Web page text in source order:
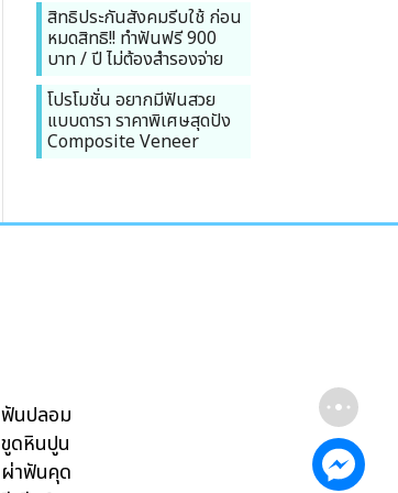
สิทธิประกันสังคมรีบใช้ ก่อน
หมดสิทธิ!! ทำฟันฟรี 900
บาท / ปี ไม่ต้องสำรองจ่าย
โปรโมชั่น อยากมีฟันสวย
แบบดารา ราคาพิเศษสุดปัง
Composite Veneer
ฟันปลอม
ขูดหินปูน
ผ่าฟันคุด